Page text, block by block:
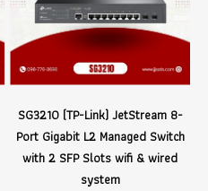
SG3210 (TP-Link) JetStream 8-
Port Gigabit L2 Managed Switch
with 2 SFP Slots wifi & wired
system